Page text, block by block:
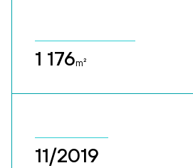
1 176m²
11/2019